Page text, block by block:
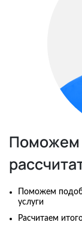
Поможем
Поможем
услуги
Расчитаем